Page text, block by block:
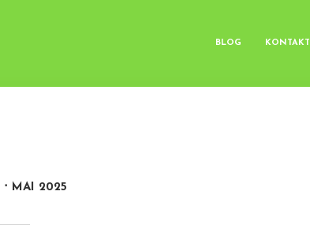
BLOG KONTAKT
MAI 2025